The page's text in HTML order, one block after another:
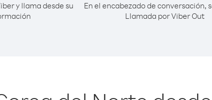
y llama desde su
En el encabezado de conversación,
Llamada por Viber Out